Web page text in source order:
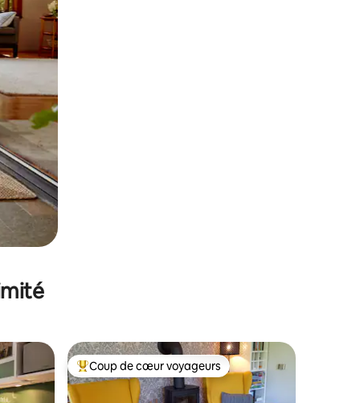
Coups de cœur voyageurs les plus appréciés
Coup de cœur voyageurs